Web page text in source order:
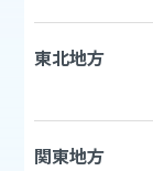
東北地方
関東地方